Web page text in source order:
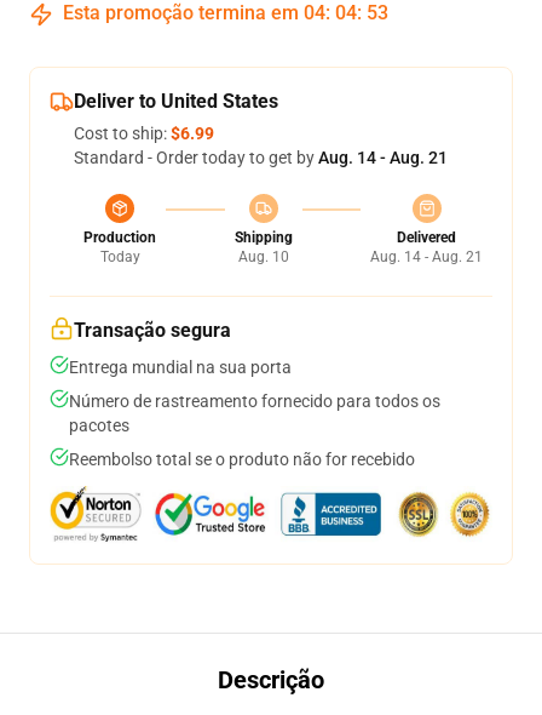
Esta promoção termina em 04: 04: 53
Deliver to United States
Cost to ship:$6.99
Standard - Order today to get byAug. 14 - Aug. 21
Production
Today
Shipping
Aug. 10
Delivered
Aug. 14 - Aug. 21
Transação segura
Entrega mundial na sua porta
Número de rastreamento fornecido para todos os
pacotes
Reembolso total se o produto não for recebido
Descrição